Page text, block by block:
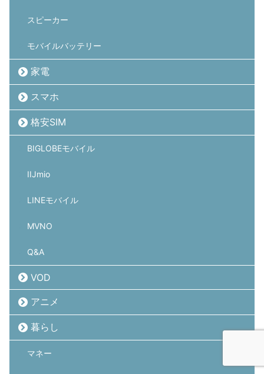
スピーカー
モバイルバッテリー
家電
スマホ
格安SIM
BIGLOBEモバイル
IIJmio
LINEモバイル
MVNO
Q&A
VOD
アニメ
暮らし
マネー